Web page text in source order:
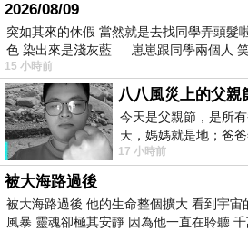
現場還保有一段鐵軌與車站搭
▼▼▼
2026/08/09
突如其來的休假 當然就是去找同學弄頭
色 染出來是淺灰藍 崽崽跟同學兩個人
15 小時前
今天是父親節，是所
天，媽媽就是地；爸
理家務，職業不分高低
17 小時前
被大海路過後
被大海路過後 他的生命整個擴大 看到宇
風暴 靈魂卻極其安靜 因為他一直在聆聽